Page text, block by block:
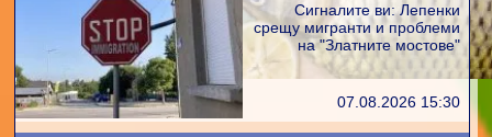
Сигналите ви: Лепенки
срещу мигранти и проблеми
на "Златните мостове"
07.08.2026 15:30